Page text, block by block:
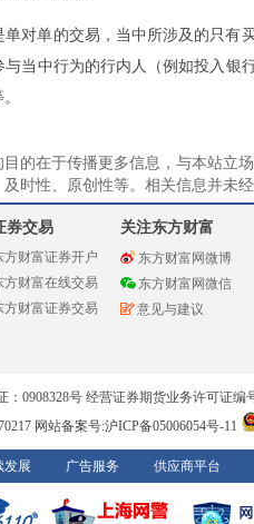
对单的交易，当中所涉及的只
当中行为的行内人（例如投入
的在于传播更多信息，与本站立
时性、原创性等。相关信息并未
券交易
方财富证券开户
方财富在线交易
方财富证券交易
关注东方财富
东方财富网微博
东方财富网微信
意见与建议
0908328号 经营证券期货业务许可证编
网站备案号:沪ICP备05006054号-11
发展 广告服务 供应商平台